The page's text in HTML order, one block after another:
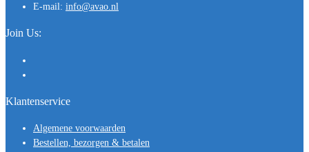
E-mail: info@avao.nl
Join Us:
Klantenservice
Algemene voorwaarden
Bestellen, bezorgen & betalen